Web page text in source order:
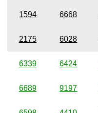
1594 6668
2175 6028
6339 6424
6689 9197